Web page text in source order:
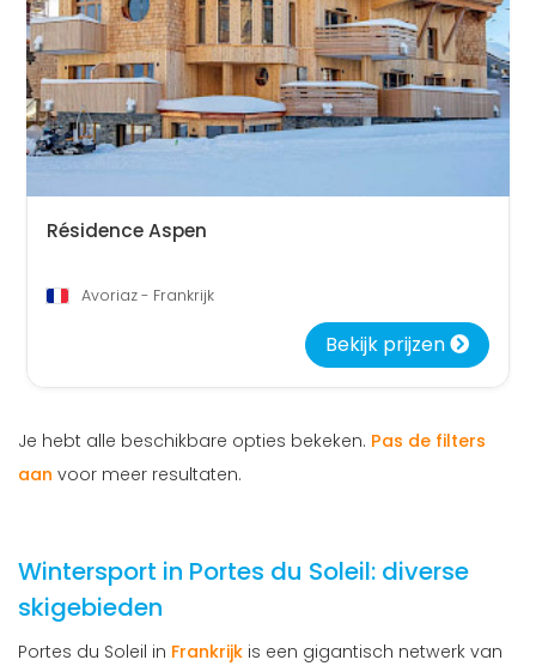
Résidence Aspen
Avoriaz - Frankrijk
Bekijk prijzen
Je hebt alle beschikbare opties bekeken. Pas de filters
aan voor meer resultaten.
Wintersport in Portes du Soleil: diverse
skigebieden
Portes du Soleil in Frankrijk is een gigantisch netwerk van